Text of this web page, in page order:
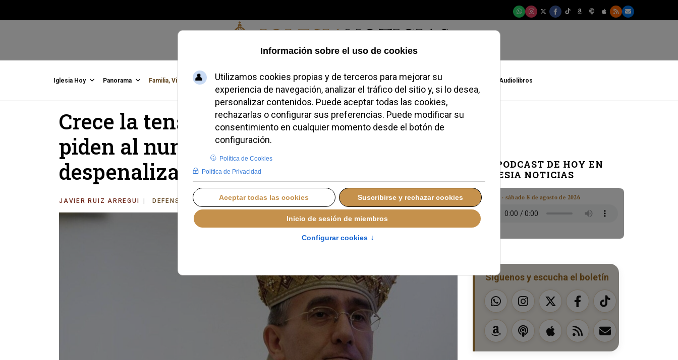
Domingo, 09 de agosto de 2026
Iglesia Hoy Panorama Familia, Vida, Identidad Credofobiómetro Blogs Temas Buscar #JovenesConFe Podcast Audiolibros
Crece la tensión en Andorra: fieles
piden al nuncio frenar el plan para
despenalizar el aborto
JAVIER RUIZ ARREGUI DEFENSA DE LA VIDA SÁBADO, 29 NOVIEMBRE 2025 12:54
EL PODCAST DE HOY EN
IGLESIA NOTICIAS
Boletín · sábado 8 de agosto de 2026
Síguenos y escucha el boletín